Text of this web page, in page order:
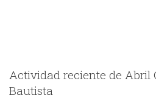
Actividad reciente de Abril
Bautista